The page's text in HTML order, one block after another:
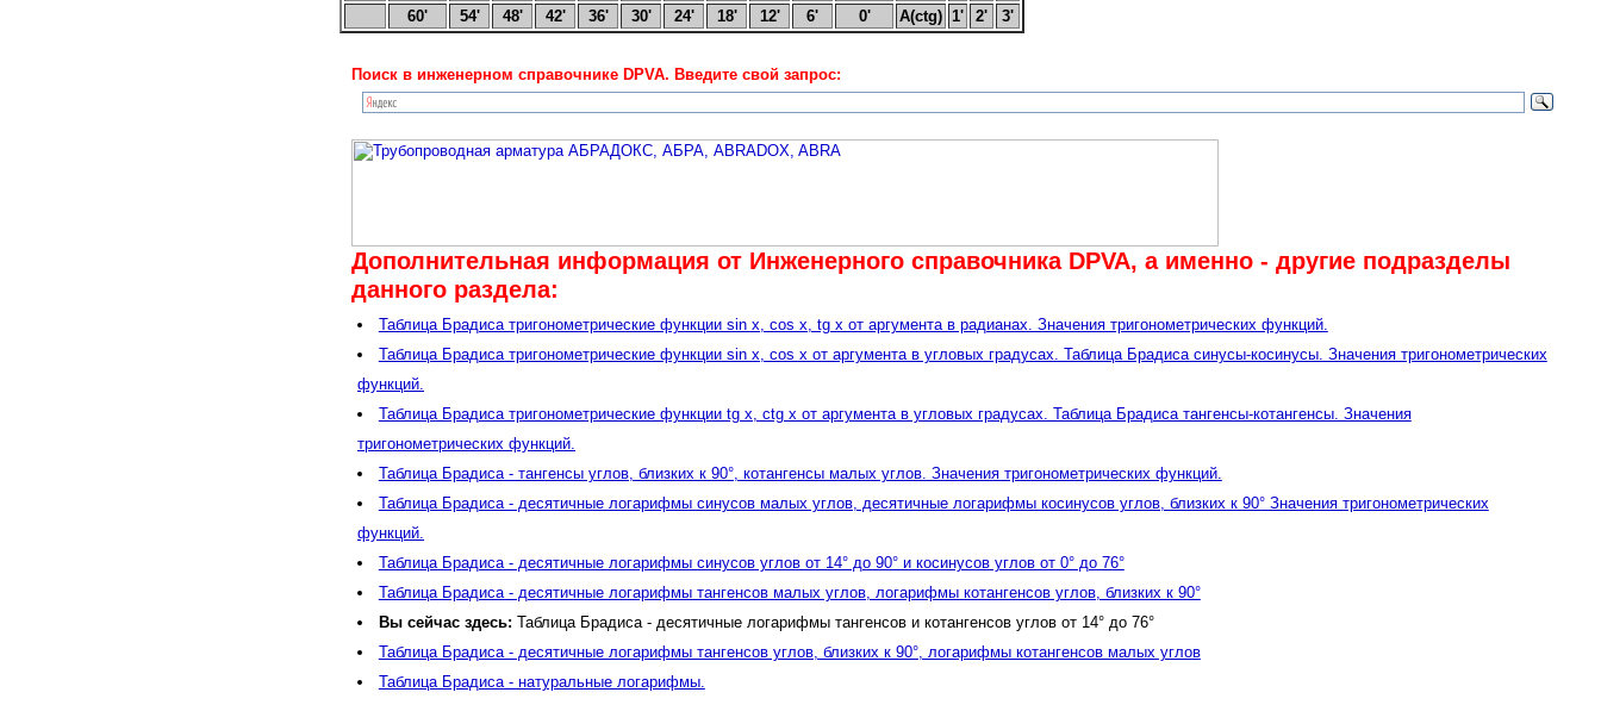
60'
54' 48' 42' 36' 30' 24' 18' 12' 6' 0' A(ctg) 1' 2' 3'
Поиск в инженерном справочнике DPVA. Введите свой запрос:
Дополнительная информация от Инженерного cправочника DPVA, а именно - другие подразделы
данного раздела:
Таблица Брадиса тригонометрические функции sin x, cos x, tg x от аргумента в радианах. Значения тригонометрических функций.
Таблица Брадиса тригонометрические функции sin x, cos x от аргумента в угловых градусах. Таблица Брадиса синусы-косинусы. Значения тригонометрических
функций.
Таблица Брадиса тригонометрические функции tg x, ctg x от аргумента в угловых градусах. Таблица Брадиса тангенсы-котангенсы. Значения
тригонометрических функций.
Таблица Брадиса - тангенсы углов, близких к 90°, котангенсы малых углов. Значения тригонометрических функций.
Таблица Брадиса - десятичные логарифмы синусов малых углов, десятичные логарифмы косинусов углов, близких к 90° Значения тригонометрических
функций.
Таблица Брадиса - десятичные логарифмы синусов углов от 14° до 90° и косинусов углов от 0° до 76°
Таблица Брадиса - десятичные логарифмы тангенсов малых углов, логарифмы котангенсов углов, близких к 90°
Вы сейчас здесь: Таблица Брадиса - десятичные логарифмы тангенсов и котангенсов углов от 14° до 76°
Таблица Брадиса - десятичные логарифмы тангенсов углов, близких к 90°, логарифмы котангенсов малых углов
Таблица Брадиса - натуральные логарифмы.